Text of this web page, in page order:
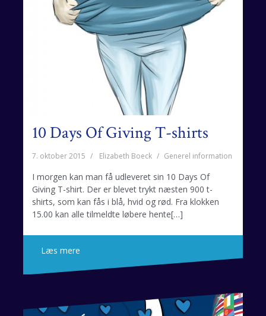
10 Days Of Giving T-shirts
7. oktober 2015 Elizabeth Boeck Generel information
I morgen kan man få udleveret sin 10 Days Of
Giving T-shirt. Der er blevet trykt næsten 900 t-
shirts, som kan fås i blå, hvid og rød. Fra klokken
15.00 kan alle tilmeldte løbere hente[…]
Læs mere